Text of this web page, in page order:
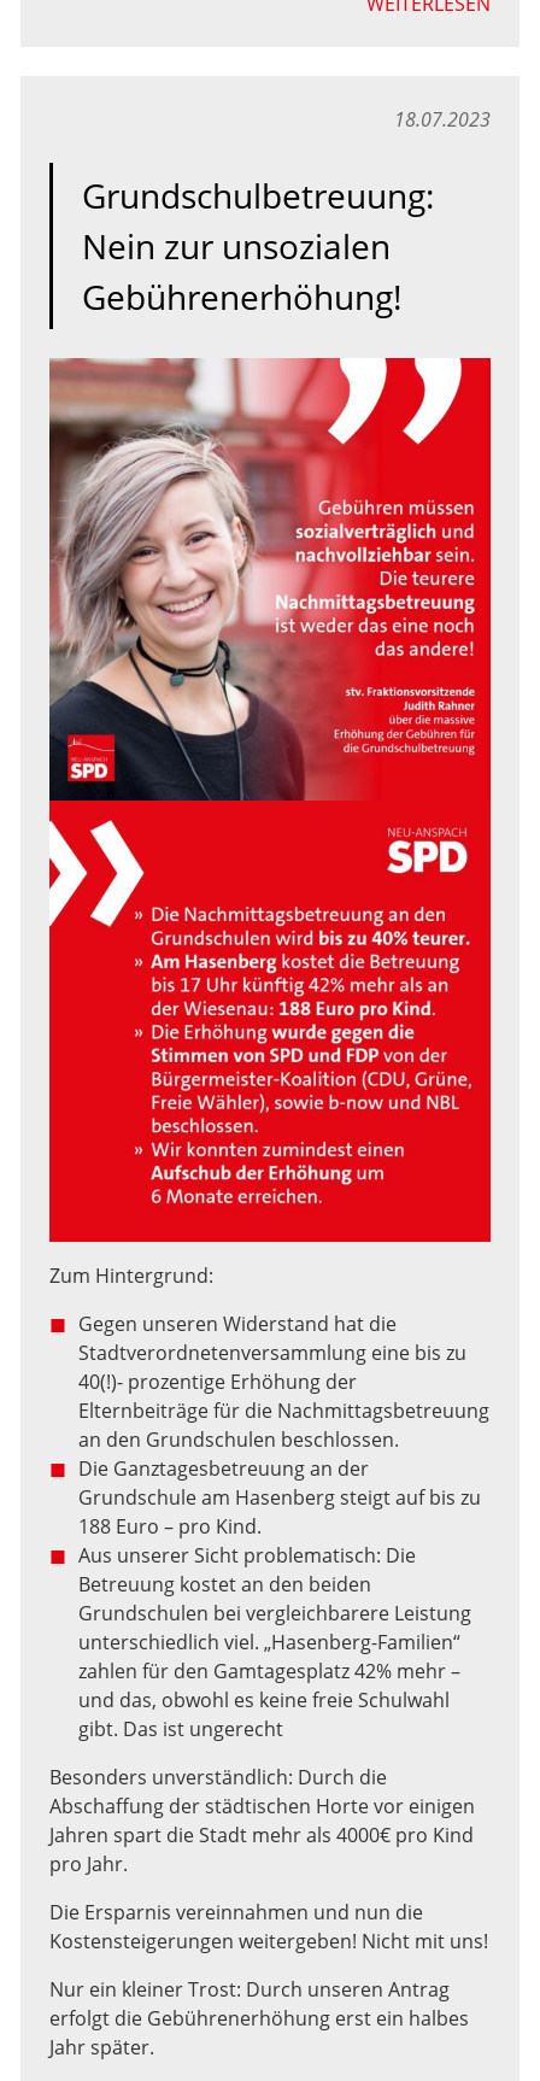
18.07.2023
Grundschulbetreuung:
Nein zur unsozialen
Gebührenerhöhung!
Zum Hintergrund:
Gegen unseren Widerstand hat die
Stadtverordnetenversammlung eine bis zu
40(!)- prozentige Erhöhung der
Elternbeiträge für die Nachmittagsbetreuung
an den Grundschulen beschlossen.
Die Ganztagesbetreuung an der
Grundschule am Hasenberg steigt auf bis zu
188 Euro – pro Kind.
Aus unserer Sicht problematisch: Die
Betreuung kostet an den beiden
Grundschulen bei vergleichbarere Leistung
unterschiedlich viel. „Hasenberg-Familien“
zahlen für den Gamtagesplatz 42% mehr –
und das, obwohl es keine freie Schulwahl
gibt. Das ist ungerecht
Besonders unverständlich: Durch die
Abschaffung der städtischen Horte vor einigen
Jahren spart die Stadt mehr als 4000€ pro Kind
pro Jahr.
Die Ersparnis vereinnahmen und nun die
Kostensteigerungen weitergeben! Nicht mit uns!
Nur ein kleiner Trost: Durch unseren Antrag
erfolgt die Gebührenerhöhung erst ein halbes
Jahr später.